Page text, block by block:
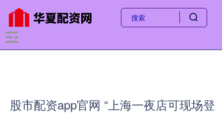
股市配资app官网 “上海一夜店可现场登